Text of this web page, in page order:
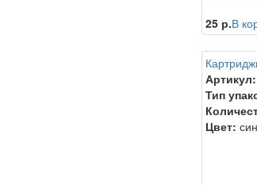
25 р.В
Артикул:
Тип
Цвет: